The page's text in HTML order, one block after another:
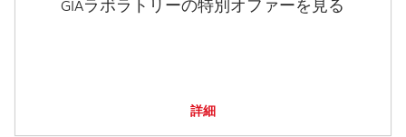
GIAラボラトリーの特別オファーを見る
詳細